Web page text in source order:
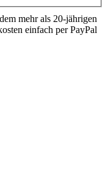
mehr als 20-jährigen
einfach per PayPal